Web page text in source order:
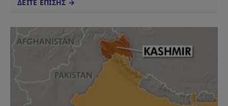
ΔΕΙΤΕ ΕΠΙΣΗΣ →